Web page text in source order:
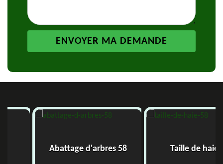
Abattage d'arbres 58 Taille de haie